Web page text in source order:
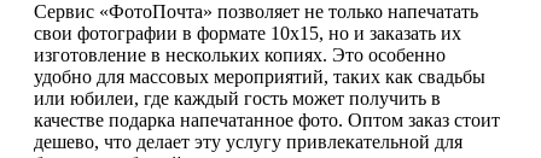
Сервис «ФотоПочта» позволяет не только напечатать
свои фотографии в формате 10х15, но и заказать их
изготовление в нескольких копиях. Это особенно
удобно для массовых мероприятий, таких как свадьбы
или юбилеи, где каждый гость может получить в
качестве подарка напечатанное фото. Оптом заказ стоит
дешево, что делает эту услугу привлекательной для